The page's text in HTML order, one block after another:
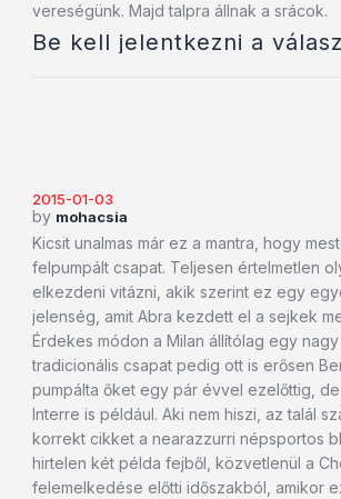
vereségünk. Majd talpra állnak a srácok.
Be kell jelentkezni a
2015-01-03
by mohacsia
Kicsit unalmas már ez a mantra, hogy
felpumpált csapat. Teljesen értelmetlen
elkezdeni vitázni, akik szerint ez egy
jelenség, amit Abra kezdett el a sejkek
Érdekes módon a Milan állítólag egy nagy
tradicionális csapat pedig ott is erősen
pumpálta őket egy pár évvel ezelőttig,
Interre is például. Aki nem hiszi, az talál
korrekt cikket a nearazzurri népsportos
hirtelen két példa fejből, közvetlenül a
felemelkedése előtti időszakból, amikor